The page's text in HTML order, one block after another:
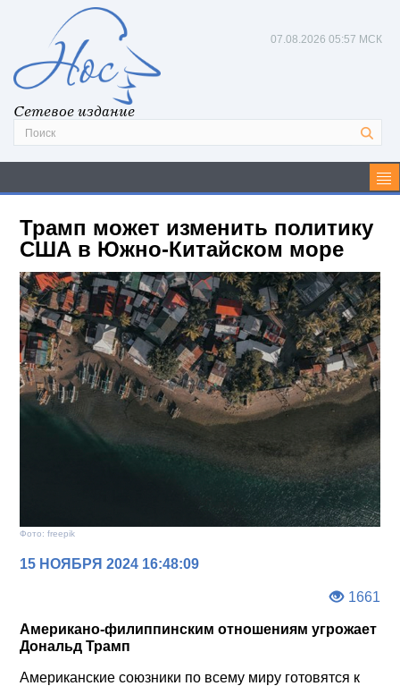
Сетевое издание
07.08.2026 05:57 МСК
Трамп может изменить политику
США в Южно-Китайском море
Фото: freepik
15 НОЯБРЯ 2024 16:48:09
1661
Американо-филиппинским отношениям угрожает
Дональд Трамп
Американские союзники по всему миру готовятся к